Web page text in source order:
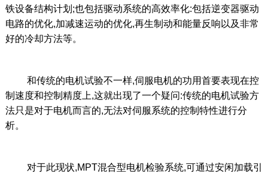
铁设备结构计划;也包括驱动系统的高效率化:包括逆变器驱动
电路的优化,加减速运动的优化,再生制动和能量反响以及非常
好的冷却方法等。
和传统的电机试验不一样,伺服电机的功用首要表现在控
制速度和控制精度上,这就出现了一个疑问:传统的电机试验方
法只是对于电机而言的,无法对伺服系统的控制特性进行分
析。
对于此现状,MPT混合型电机检验系统,可通过安闲加载引